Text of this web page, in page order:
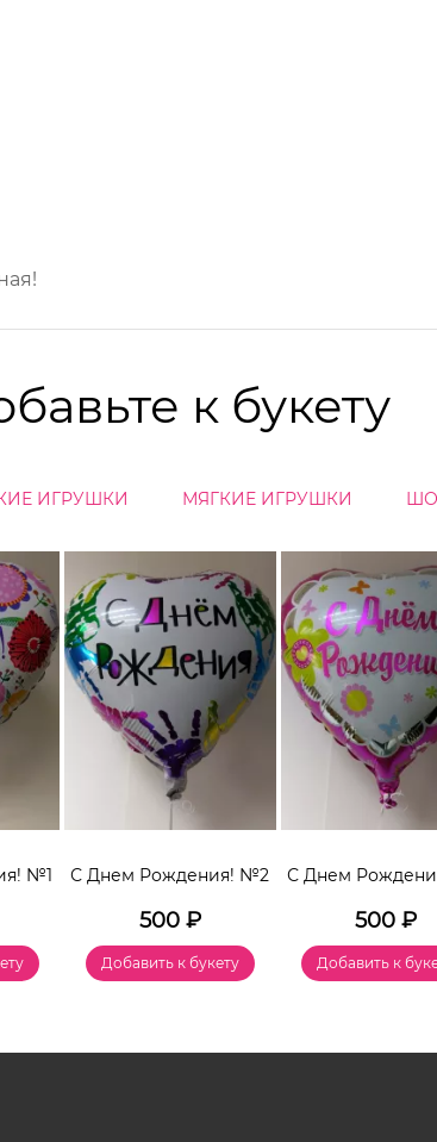
к букету
ИГРУШКИ МЯГКИЕ ИГРУШКИ
№1 С Днем Рождения! №2
500₽
Добавить к букету
С Днем
500 ₽
Добавить к